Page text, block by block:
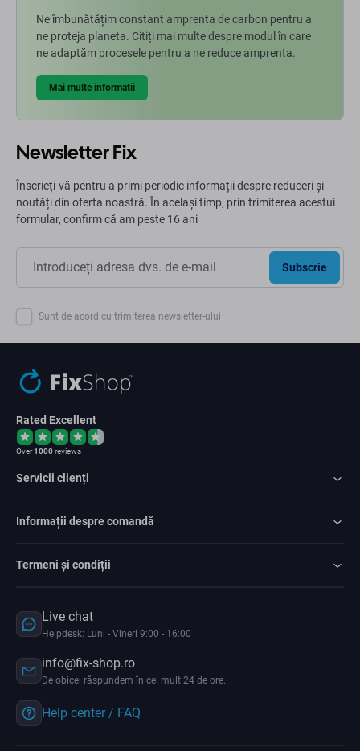
Ne îmbunătățim constant amprenta de carbon pentru a
ne proteja planeta. Citiți mai multe despre modul în care
ne adaptăm procesele pentru a ne reduce amprenta.
Mai multe informatii
Newsletter Fix
Înscrieți-vă pentru a primi periodic informații despre reduceri și
noutăți din oferta noastră. În același timp, prin trimiterea acestui
formular, confirm că am peste 16 ani
Subscrie
Sunt de acord cu trimiterea newsletter-ului
Rated Excellent
Over1000reviews
Servicii clienți
Informații despre comandă
Termeni și condiții
Live chat
Helpdesk: Luni - Vineri 9:00 - 16:00
info@fix-shop.ro
De obicei răspundem în cel mult 24 de ore.
Help center / FAQ